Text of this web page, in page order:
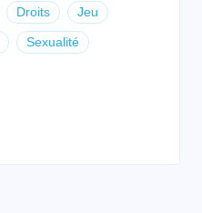
Droits Jeu
Sexualité